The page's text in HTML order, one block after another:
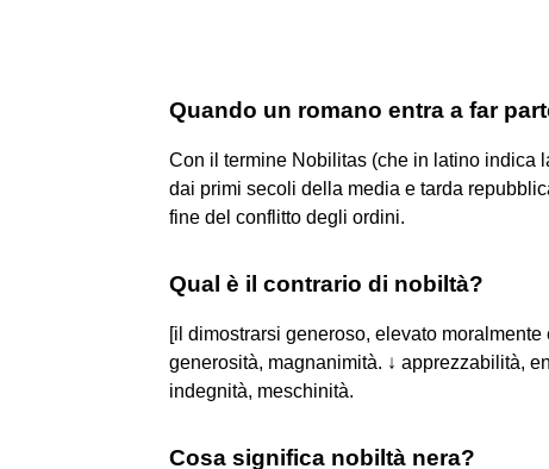
Quando un romano entra a far
Con il termine Nobilitas (che in latino indica
dai primi secoli della media e tarda
fine del conflitto degli ordini.
Qual è il contrario di nobiltà?
[il dimostrarsi generoso, elevato
generosità, magnanimità. ↓ apprezzabilità,
indegnità, meschinità.
Cosa significa nobiltà nera?